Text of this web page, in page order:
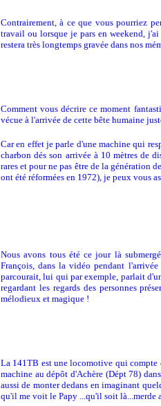
Contrairement, à ce que vous pourriez
travail ou lorsque je pars en weekend,
restera très longtemps gravée dans nos
Comment vous décrire ce moment
vécue à l'arrivée de cette bête humaine
Car en effet je parle d'une machine qui
charbon dés son arrivée à 10 mètres de
rares et pour ne pas être de la génération
ont été réformées en 1972), je peux vous
Nous avons tous été ce jour là
François, dans la vidéo pendant
parcourait, lui qui par exemple, parlait
regardant les regards des personnes
mélodieux et magique !
La 141TB est une locomotive qui compte
machine au dépôt d'Achère (Dépt 78)
aussi de monter dedans en imaginant
qu'il me voit le Papy ...qu'il soit là...merde